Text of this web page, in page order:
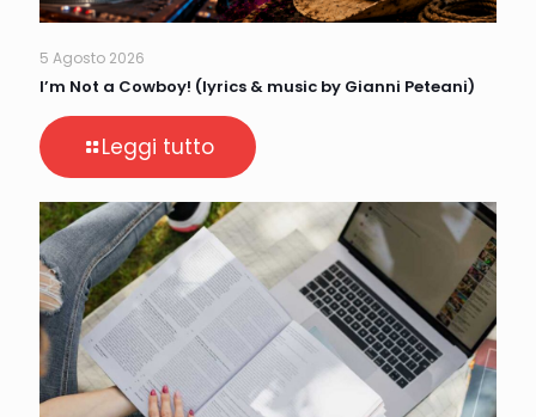
5 Agosto 2026
I’m Not a Cowboy! (lyrics & music by Gianni Peteani)
Leggi tutto